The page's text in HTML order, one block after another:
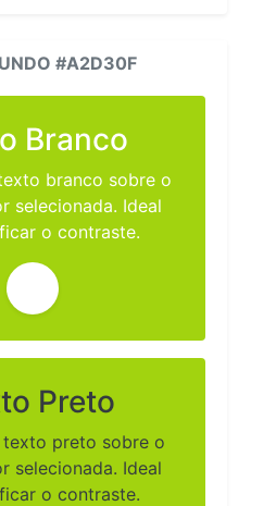
#A2D30F
Branco
branco sobre o
selecionada. Ideal
o contraste.
Preto
texto preto sobre o
selecionada. Ideal
o contraste.